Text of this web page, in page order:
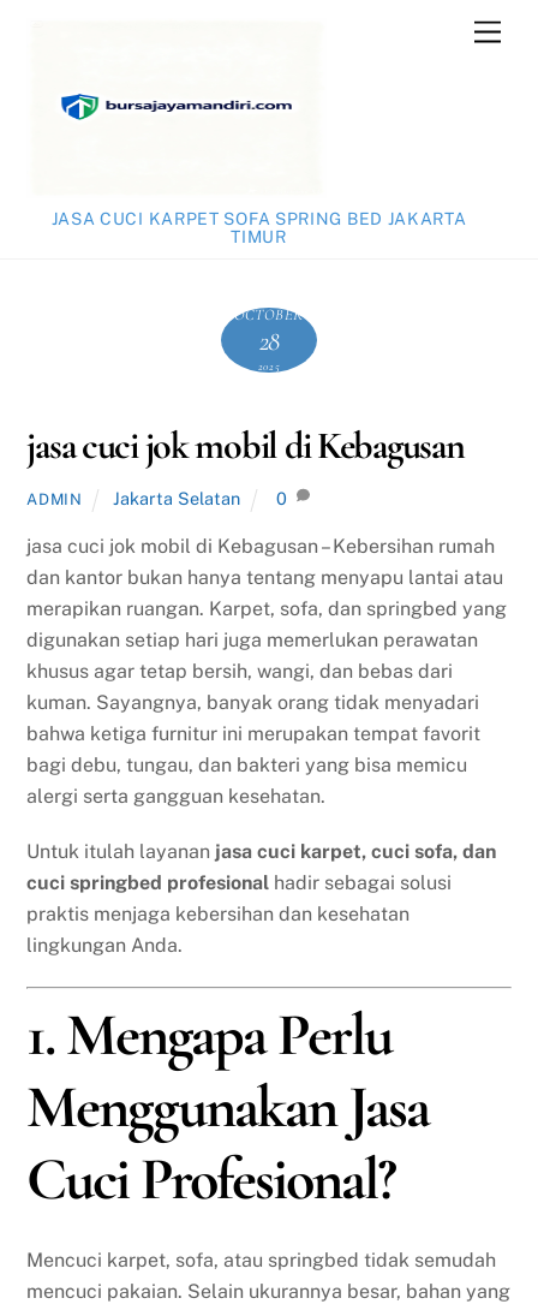
JASA CUCI KARPET SOFA SPRING BED JAKARTA
TIMUR
OCTOBER
28
2025
jasa cuci jok mobil di Kebagusan
ADMIN Jakarta Selatan 0
jasa cuci jok mobil di Kebagusan – Kebersihan rumah
dan kantor bukan hanya tentang menyapu lantai atau
merapikan ruangan. Karpet, sofa, dan springbed yang
digunakan setiap hari juga memerlukan perawatan
khusus agar tetap bersih, wangi, dan bebas dari
kuman. Sayangnya, banyak orang tidak menyadari
bahwa ketiga furnitur ini merupakan tempat favorit
bagi debu, tungau, dan bakteri yang bisa memicu
alergi serta gangguan kesehatan.
Untuk itulah layanan jasa cuci karpet, cuci sofa, dan
cuci springbed profesional hadir sebagai solusi
praktis menjaga kebersihan dan kesehatan
lingkungan Anda.
1. Mengapa Perlu
Menggunakan Jasa
Cuci Profesional?
Mencuci karpet, sofa, atau springbed tidak semudah
mencuci pakaian. Selain ukurannya besar, bahan yang